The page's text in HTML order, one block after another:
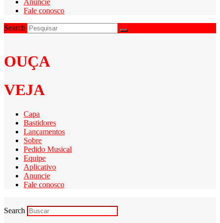
Fale conosco
Search
OUÇA
VEJA
Capa
Bastidores
Lançamentos
Sobre
Pedido Musical
Equipe
Aplicativo
Anuncie
Fale conosco
Search